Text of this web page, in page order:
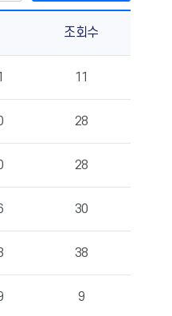
조회수
11
28
28
30
38
9